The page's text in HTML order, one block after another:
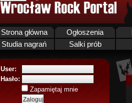
Strona główna Ogłoszenia
Studia nagrań
Salki prób
User:
Hasło:
Zapamiętaj mnie